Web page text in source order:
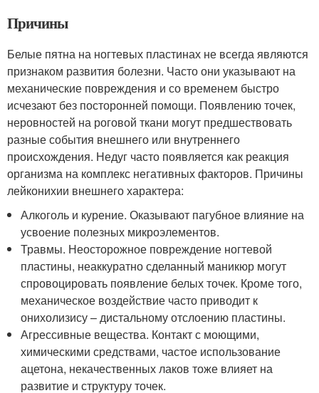
Причины
Белые пятна на ногтевых пластинах не всегда являются
признаком развития болезни. Часто они указывают на
механические повреждения и со временем быстро
исчезают без посторонней помощи. Появлению точек,
неровностей на роговой ткани могут предшествовать
разные события внешнего или внутреннего
происхождения. Недуг часто появляется как реакция
организма на комплекс негативных факторов. Причины
лейконихии внешнего характера:
Алкоголь и курение. Оказывают пагубное влияние на
усвоение полезных микроэлементов.
Травмы. Неосторожное повреждение ногтевой
пластины, неаккуратно сделанный маникюр могут
спровоцировать появление белых точек. Кроме того,
механическое воздействие часто приводит к
онихолизису – дистальному отслоению пластины.
Агрессивные вещества. Контакт с моющими,
химическими средствами, частое использование
ацетона, некачественных лаков тоже влияет на
развитие и структуру точек.